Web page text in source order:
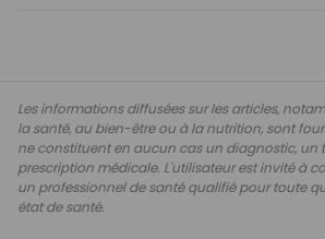
Les informations diffusées sur les articles,
la santé, au bien-être ou à la nutrition, sont
ne constituent en aucun cas un diagnostic, un
prescription médicale. L'utilisateur est invité à
un professionnel de santé qualifié pour toute
état de santé.